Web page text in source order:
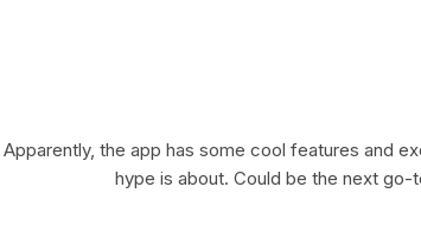
the app has some cool features and
hype is about. Could be the next